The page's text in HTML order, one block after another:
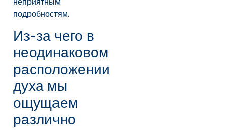
подробностям.
Из-за чего в
неодинаковом
расположении
духа мы
ощущаем
различно